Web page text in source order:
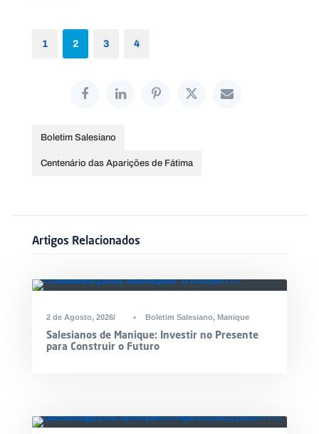
1 2 3 4
Boletim Salesiano
Centenário das Aparições de Fátima
Artigos Relacionados
2 de Agosto, 2026 • Boletim Salesiano, Manique
Salesianos de Manique: Investir no Presente
para Construir o Futuro